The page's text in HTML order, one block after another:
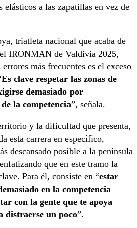
elásticos a las zapatillas en vez de
triatleta nacional que acaba de
IRONMAN de Valdivia 2025,
más frecuentes es el exceso
Es clave respetar las zonas de
demasiado por
la competencia”, señala.
y la dificultad que presenta,
esta carrera en específico,
descansado posible a la península
que en este tramo la
Para él, consiste en “estar
en la competencia
con la gente que te apoya
distraerse un poco”.